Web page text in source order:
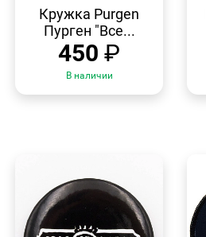
ПРОСМОТР
Кружка Purgen
Пурген "Все...
450 ₽
В наличии